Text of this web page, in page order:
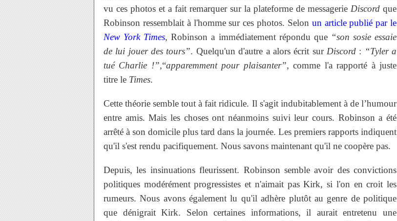
vu ces photos et a fait remarquer sur la plateforme de messagerie Discord que
Robinson ressemblait à l'homme sur ces photos. Selon un article publié par le
New York Times, Robinson a immédiatement répondu que “son sosie essaie
de lui jouer des tours”. Quelqu'un d'autre a alors écrit sur Discord: “Tyler a
tué Charlie !”,“apparemment pour plaisanter”, comme l'a rapporté à juste
titre le Times.
Cette théorie semble tout à fait ridicule. Il s'agit indubitablement à de l’humour
entre amis. Mais les choses ont néanmoins suivi leur cours. Robinson a été
arrêté à son domicile plus tard dans la journée. Les premiers rapports indiquent
qu'il s'est rendu pacifiquement. Nous savons maintenant qu'il ne coopère pas.
Depuis, les insinuations fleurissent. Robinson semble avoir des convictions
politiques modérément progressistes et n'aimait pas Kirk, si l'on en croit les
rumeurs. Nous avons également lu qu'il adhère plutôt au genre de politique
que dénigrait Kirk. Selon certaines informations, il aurait entretenu une